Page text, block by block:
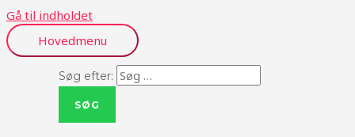
Gå til indholdet
Hovedmenu
Søg efter: